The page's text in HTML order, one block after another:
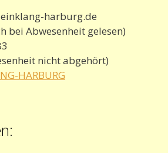
harburg.de
bei Abwesenheit gelesen)
nicht abgehört)
HARBURG